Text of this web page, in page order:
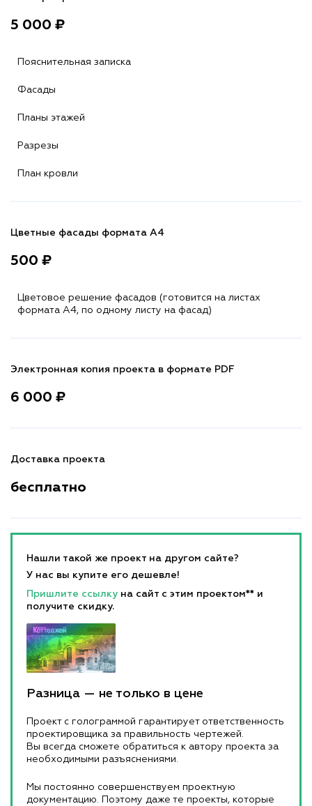
5 000 ₽
Пояснительная записка
Фасады
Планы этажей
Разрезы
План кровли
Цветные фасады формата А4
500 ₽
Цветовое решение фасадов (готовится на листах
формата A4, по одному листу на фасад)
Электронная копия проекта в формате PDF
6 000 ₽
Доставка проекта
бесплатно
Нашли такой же проект на другом сайте?
У нас вы купите его дешевле!
Пришлите ссылку на сайт с этим проектом** и
получите скидку.
Разница — не только в цене
Проект с голограммой гарантирует ответственность
проектировщика за правильность чертежей.
Вы всегда сможете обратиться к автору проекта за
необходимыми разъяснениями.
Мы постоянно совершенствуем проектную
документацию. Поэтому даже те проекты, которые